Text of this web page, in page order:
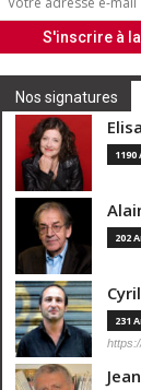
Nos signatures
202
231